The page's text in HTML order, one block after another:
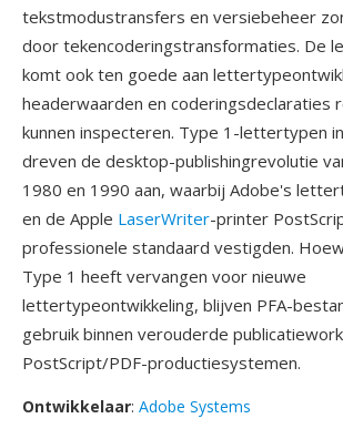
tekstmodustransfers en versiebeheer
door tekencoderingstransformaties. De
komt ook ten goede aan
headerwaarden en coderingsdeclaraties
kunnen inspecteren. Type 1-lettertypen
dreven de desktop-publishingrevolutie
1980 en 1990 aan, waarbij Adobe's
en de Apple LaserWriter-printer
professionele standaard vestigden.
Type 1 heeft vervangen voor nieuwe
lettertypeontwikkeling, blijven PFA-
gebruik binnen verouderde
PostScript/PDF-productiesystemen.
Ontwikkelaar: Adobe Systems